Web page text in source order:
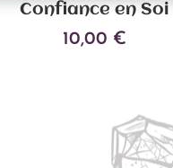
Confiance en Soi
10,00 €